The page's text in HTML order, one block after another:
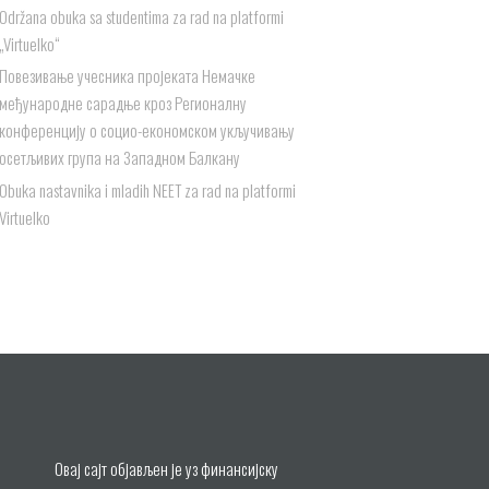
Održana obuka sa studentima za rad na platformi
„Virtuelko“
Повезивање учесника пројеката Немачке
међународне сарадње кроз Регионалну
конференцију о социо-економском укључивању
осетљивих група на Западном Балкану
Obuka nastavnika i mladih NEET za rad na platformi
Virtuelko
Овај сајт објављен је уз финансијску